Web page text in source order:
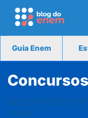
Guia Enem
SEU EMPREGO
vagas